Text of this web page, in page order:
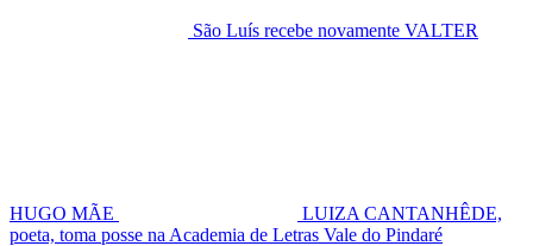
São Luís recebe novamente VALTER
HUGO MÃE
LUIZA CANTANHÊDE,
poeta, toma posse na Academia de Letras Vale do Pindaré